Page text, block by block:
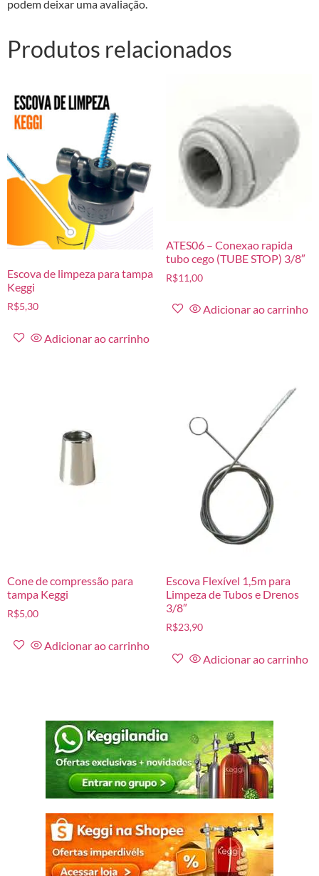
podem deixar uma avaliação.
Produtos relacionados
Escova de limpeza para tampa
Keggi
R$5,30
Adicionar ao carrinho
ATES06 – Conexao rapida
tubo cego (TUBE STOP) 3/8″
R$11,00
Adicionar ao carrinho
Cone de compressão para
tampa Keggi
R$5,00
Adicionar ao carrinho
Escova Flexível 1,5m para
Limpeza de Tubos e Drenos
3/8″
R$23,90
Adicionar ao carrinho